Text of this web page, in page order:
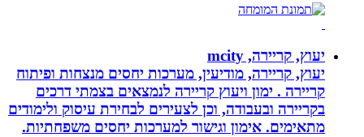
יעוץ, קריירה, mcity
יעוץ, קריירה, מודיעין, מערכות יחסים מנצחות ופיתוח
קריירה . ימון ויעוץ קריירה לנמצאים בצמתי דרכים
בקריירה ובעבודה, וכן לצעירים לבחירת עיסוק ולימודים
מתאימים. אימון וגישור למערכות יחסים משפחתיות.